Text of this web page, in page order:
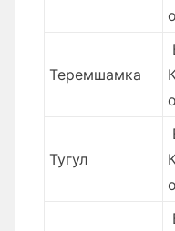
Теремшамка
Тугул